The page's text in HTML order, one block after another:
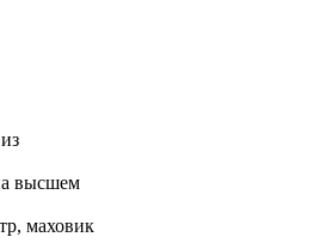
высшем
маховик